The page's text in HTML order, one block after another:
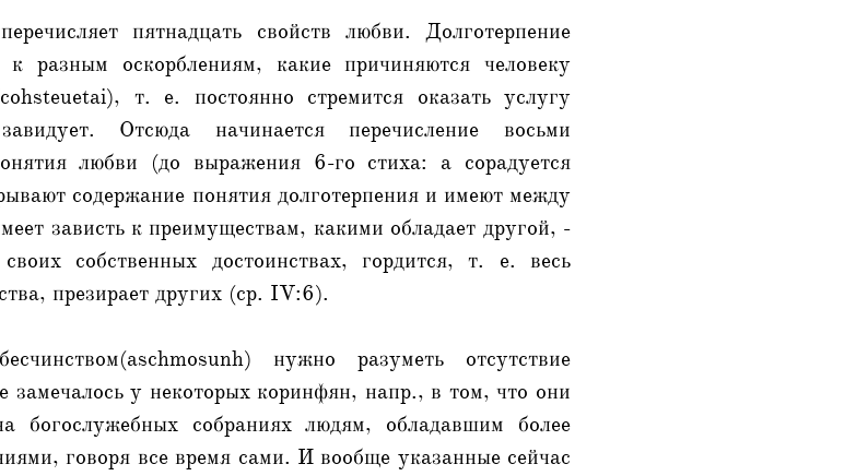
пятнадцать свойств любви. Долготерпение
разным оскорблениям, какие причиняются человеку
т. е. постоянно стремится оказать услугу
Отсюда начинается перечисление восьми
любви (до выражения 6-го стиха: а сорадуется
содержание понятия долготерпения и имеют между
зависть к преимуществам, какими обладает другой, -
собственных достоинствах, гордится, т. е. весь
презирает других (ср. IV:6).
нужно разуметь отсутствие
замечалось у некоторых коринфян, напр., в том, что они
богослужебных собраниях людям, обладавшим более
говоря все время сами. И вообще указанные сейчас